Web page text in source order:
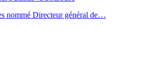
nommé Directeur général de…